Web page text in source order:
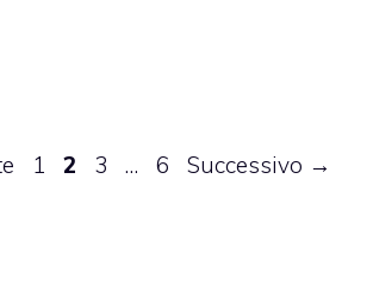
Pagina
1 Pagina
2 Pagina
3 … Pagina
6 Successivo →